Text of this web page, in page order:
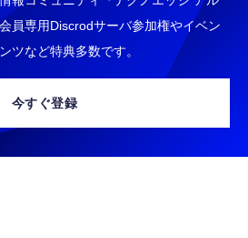
員専用Discrodサーバ参加権やイベン
ツなど特典多数です。
今すぐ登録